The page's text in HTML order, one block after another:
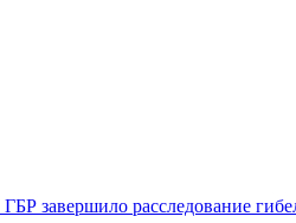
ГБР завершило расследование